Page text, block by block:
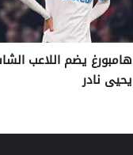
هامبورغ يضم اللاعب
يحيى نادر